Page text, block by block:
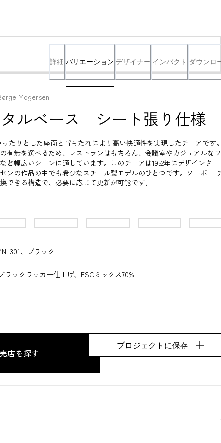
詳細 バリエーション デザイナー インパクト ダウンロ
Mogensen
ルベース　シート張り仕様
たりとした座面と背もたれにより高い快適性を実現したチェアです
有無を選べるため、レストランはもちろん、会議室やカジュアルなワ
ど幅広いシーンに適しています。このチェアは1952年にデザインさ
ンの作品の中でも希少なスチール製モデルのひとつです。ソーボー
できる構造で、必要に応じて更新が可能です。
301、ブラック
ラックラッカー仕上げ、FSCミックス70%
店を探す
プロジェクトに保存